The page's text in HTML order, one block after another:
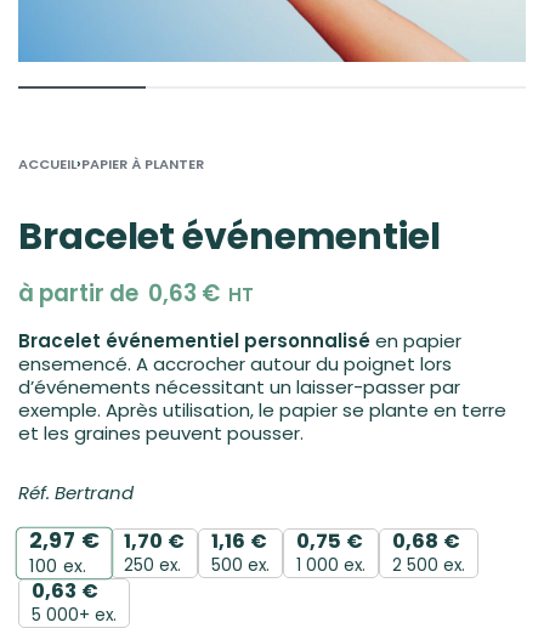
ACCUEIL›PAPIER À PLANTER
Bracelet événementiel
à partir de 0,63 € HT
Bracelet événementiel personnaliséen papier
ensemencé. A accrocher autour du poignet lors
d’événements nécessitant un laisser-passer par
exemple. Après utilisation, le papier se plante en terre
et les graines peuvent pousser.
Réf. Bertrand
2,97 €
100 ex.
1,70 €
250 ex.
1,16 €
500 ex.
0,75 €
1 000 ex.
0,68 €
2 500 ex.
0,63 €
5 000+ ex.